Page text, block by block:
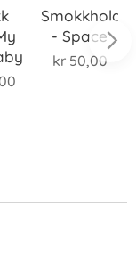
Smokkholder
- Space
kr 50,00